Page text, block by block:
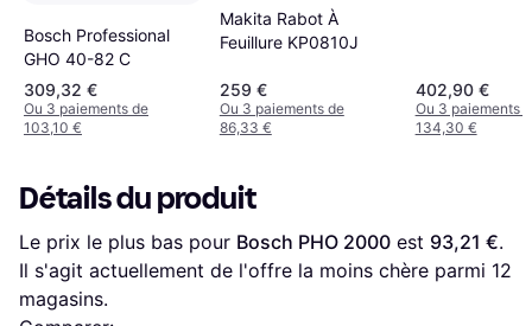
Bosch Professional
GHO 40-82 C
309,32 €
Ou 3 paiements de
103,10 €
Makita Rabot À
Feuillure KP0810J
259 €
Ou 3 paiements de
86,33 €
402,90 €
Ou 3 paiements
134,30 €
Détails du produit
Le prix le plus bas pour Bosch PHO 2000 est 93,21 €.
Il s'agit actuellement de l'offre la moins chère parmi 12
magasins.